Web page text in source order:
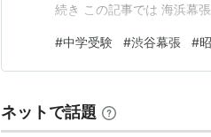
続き この記事では 海浜幕
駅に宿をとろうかと考えて
日時点） ★ホテルスフラ
#中学受験 #渋谷幕張 #
ネットで話題